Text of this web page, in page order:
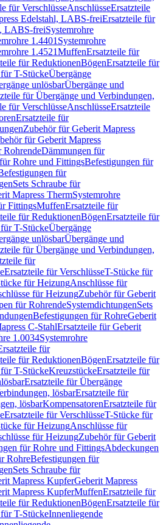
für VerschlüsseAnschlüsseErsatzteile
Edelstahl, LABS-freiErsatzteile für
LABS-freiSystemrohre
1.4401 Systemrohre
1.4521MuffenErsatzteile für
für ReduktionenBögenErsatzteile für
T-StückeÜbergänge
unlösbarÜbergänge und
für Übergänge und Verbindungen,
für VerschlüsseAnschlüsseErsatzteile
Ersatzteile für
Zubehör für Geberit Mapress
für Geberit Mapress
RohrendeDämmungen für
Rohre und FittingsBefestigungen für
für
Sets Schraube für
Mapress ThermSystemrohre
FittingsMuffenErsatzteile für
für ReduktionenBögenErsatzteile für
T-StückeÜbergänge
unlösbarÜbergänge und
für Übergänge und Verbindungen,
für
Ersatzteile für VerschlüsseT-Stücke für
für HeizungAnschlüsse für
für HeizungZubehör für Geberit
für RohrendeSystemdichtungenSets
Befestigungen für RohreGeberit
C-StahlErsatzteile für Geberit
1.0034Systemrohre
für
für ReduktionenBögenErsatzteile für
T-StückeKreuzstückeErsatzteile für
Ersatzteile für Übergänge
lösbarErsatzteile für
lösbarKompensatorenErsatzteile für
Ersatzteile für VerschlüsseT-Stücke für
für HeizungAnschlüsse für
für HeizungZubehör für Geberit
für Rohre und FittingsAbdeckungen
RohreBefestigungen für
Sets Schraube für
Mapress KupferGeberit Mapress
Mapress KupferMuffenErsatzteile für
für ReduktionenBögenErsatzteile für
T-StückeInnenliegende